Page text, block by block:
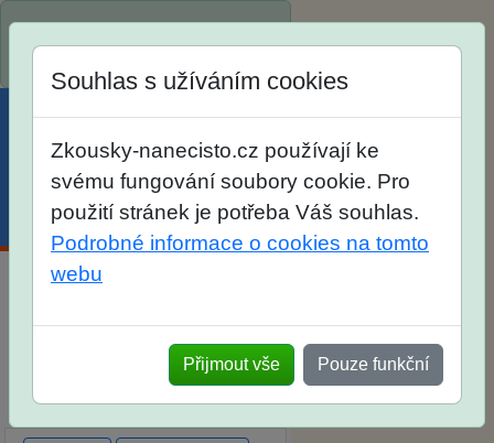
Menu Účet Košík
po skutečných přijímacích
zkouškách
Souhlas s užíváním cookies
Zkousky-nanecisto.cz používají ke
svému fungování soubory cookie. Pro
použití stránek je potřeba Váš souhlas.
Podrobné informace o cookies na tomto
webu
Přijmout vše Pouze funkční